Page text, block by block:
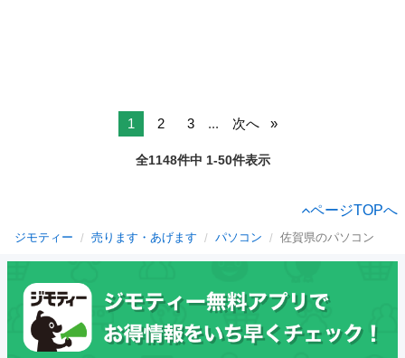
1 2 3 ... 次へ
全1148件中 1-50件表示
ページTOPへ
ジモティー 売ります・あげます パソコン 佐賀県のパソコン